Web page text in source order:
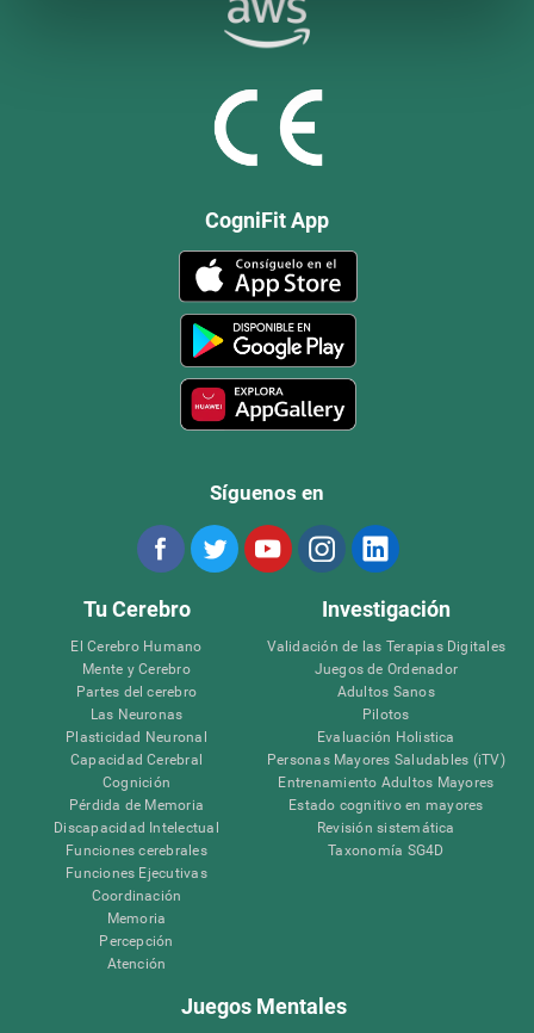
CogniFit App
Síguenos en
Tu Cerebro
El Cerebro Humano
Mente y Cerebro
Partes del cerebro
Las Neuronas
Plasticidad Neuronal
Capacidad Cerebral
Cognición
Pérdida de Memoria
Discapacidad Intelectual
Funciones cerebrales
Funciones Ejecutivas
Coordinación
Memoria
Percepción
Atención
Investigación
Validación de las Terapias Digitales
Juegos de Ordenador
Adultos Sanos
Pilotos
Evaluación Holistica
Personas Mayores Saludables (iTV)
Entrenamiento Adultos Mayores
Estado cognitivo en mayores
Revisión sistemática
Taxonomía SG4D
Juegos Mentales